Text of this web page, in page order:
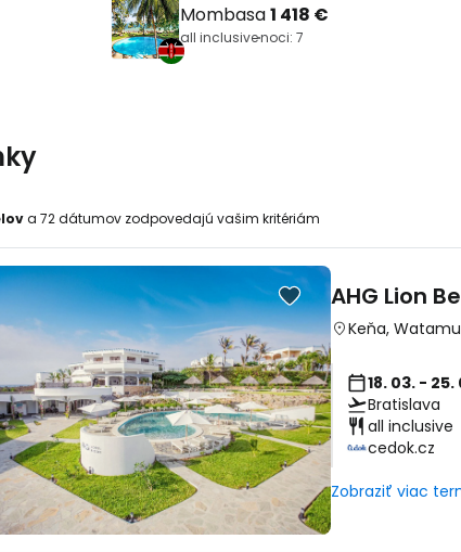
Mombasa1 418 €
all inclusivenoci: 7
a 72 dátumov zodpovedajú vašim kritériám
AHG Lion
Keňa, Watamu
18. 03. - 25.
Bratislava
all inclusive
cedok.cz
Zobraziť viac